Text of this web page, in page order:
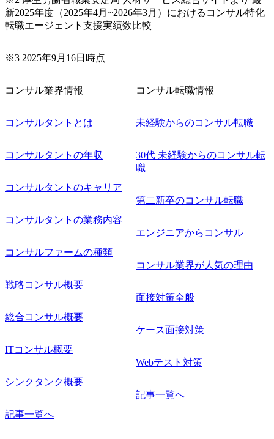
望を素直に受け止め、改善提案できる方
新2025年度（2025年4月~2026年3月）におけるコンサル特化
転職エージェント支援実績数比較
※3 2025年9月16日時点
コンサル業界情報
コンサルタントとは
コンサルタントの年収
コンサルタントのキャリア
コンサルタントの業務内容
コンサルファームの種類
戦略コンサル概要
総合コンサル概要
ITコンサル概要
シンクタンク概要
記事一覧へ
コンサル転職情報
未経験からのコンサル転職
30代 未経験からのコンサル転
職
第二新卒のコンサル転職
エンジニアからコンサル
コンサル業界が人気の理由
面接対策全般
ケース面接対策
Webテスト対策
記事一覧へ